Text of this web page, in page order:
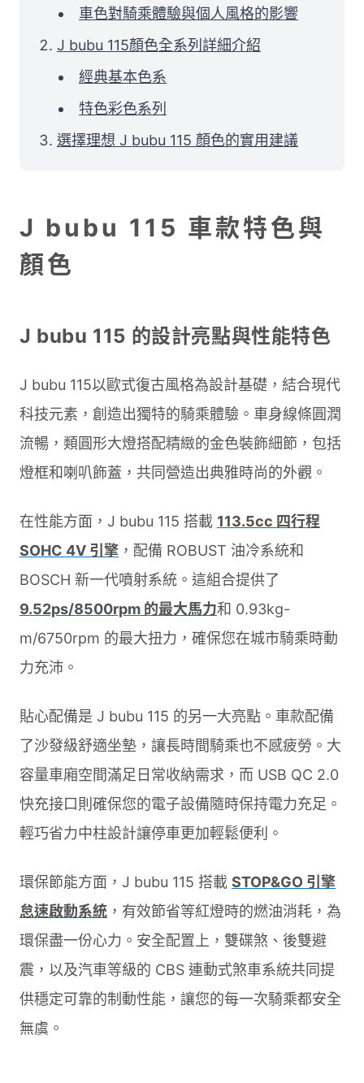
車色對騎乘體驗與個人風格的影響
J bubu 115顏色全系列詳細介紹
經典基本色系
特色彩色系列
選擇理想 J bubu 115 顏色的實用建議
J bubu 115 車款特色與
顏色
J bubu 115 的設計亮點與性能特色
J bubu 115以歐式復古風格為設計基礎，結合現代
科技元素，創造出獨特的騎乘體驗。車身線條圓潤
流暢，類圓形大燈搭配精緻的金色裝飾細節，包括
燈框和喇叭飾蓋，共同營造出典雅時尚的外觀。
在性能方面，J bubu 115 搭載 113.5cc 四行程
SOHC 4V 引擎 ，配備 ROBUST 油冷系統和
BOSCH 新一代噴射系統。這組合提供了
9.52ps/8500rpm 的最大馬力和 0.93kg-
m/6750rpm 的最大扭力，確保您在城市騎乘時動
力充沛。
貼心配備是 J bubu 115 的另一大亮點。車款配備
了沙發級舒適坐墊，讓長時間騎乘也不感疲勞。大
容量車廂空間滿足日常收納需求，而 USB QC 2.0
快充接口則確保您的電子設備隨時保持電力充足。
輕巧省力中柱設計讓停車更加輕鬆便利。
環保節能方面，J bubu 115 搭載 STOP&GO 引擎
怠速啟動系統 ，有效節省等紅燈時的燃油消耗，為
環保盡一份心力。安全配置上，雙碟煞、後雙避
震，以及汽車等級的 CBS 連動式煞車系統共同提
供穩定可靠的制動性能，讓您的每一次騎乘都安全
無虞。